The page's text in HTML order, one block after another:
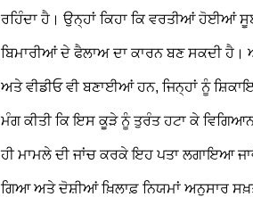
ਰਹਿੰਦਾ ਹੈ। ਉਨ੍ਹਾਂ ਕਿਹਾ ਕਿ ਵਰਤੀਆਂ
ਬਿਮਾਰੀਆਂ ਦੇ ਫੈਲਾਅ ਦਾ ਕਾਰਨ ਬਣ ਸਕਦੀ ਹੈ।
ਅਤੇ ਵੀਡੀਓ ਵੀ ਬਣਾਈਆਂ ਹਨ, ਜਿਨ੍ਹਾਂ ਨੂੰ
ਮੰਗ ਕੀਤੀ ਕਿ ਇਸ ਕੂੜੇ ਨੂੰ ਤੁਰੰਤ ਹਟਾ ਕੇ
ਹੀ ਮਾਮਲੇ ਦੀ ਜਾਂਚ ਕਰਕੇ ਇਹ ਪਤਾ ਲਗਾਇਆ
ਗਿਆ ਅਤੇ ਦੋਸ਼ੀਆਂ ਖ਼ਿਲਾਫ਼ ਨਿਯਮਾਂ ਅਨੁਸਾਰ